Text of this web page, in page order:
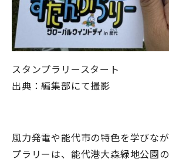
スタンプラリースタート
出典：編集部にて撮影
風力発電や能代市の特色を学びな
プラリーは、能代港大森緑地公園